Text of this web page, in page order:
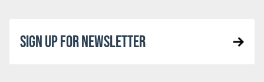
SIGN UP FOR NEWSLETTER